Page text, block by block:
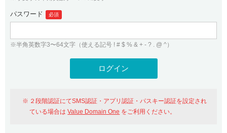
人気ドメインの種類
WHOIS検索
ドメイン・ホスティングOEM
従来のバリュードメインをご利用希望の方
Value Domainにログイン
おすすめ One レンタルサーバーを含む最新の機能を使う方
ユーザー登録
パスワード 必須
※半角英数字3〜64文字（使える記号 ! # $ % & + - ? . @ ^）
２段階認証にてSMS認証・アプリ認証・パスキー認証を設定され
ている場合はValue Domain One をご利用ください。